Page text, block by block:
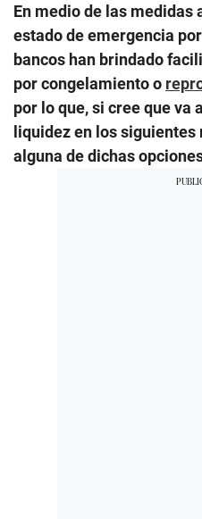
En medio de las medidas
estado de emergencia
bancos han brindado
por congelamiento o
por lo que, si cree que va
liquidez en los siguientes
alguna de dichas